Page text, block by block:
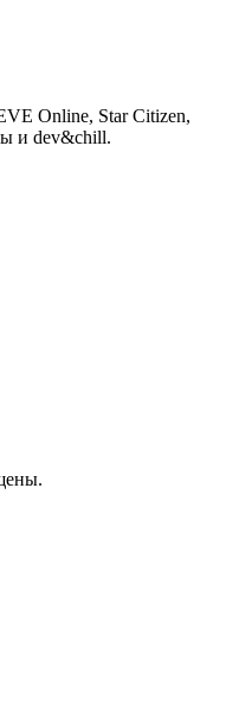
Online, Star Citizen,
и dev&chill.